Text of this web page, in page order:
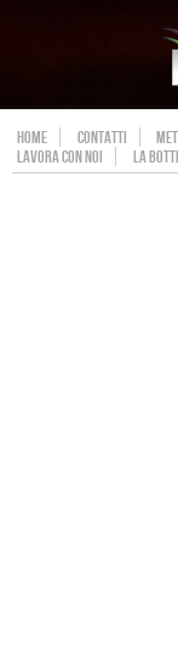
HOME CONTATTI
LAVORA CON NOI
LA